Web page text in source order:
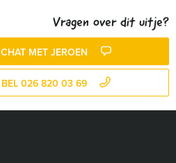
Vragen over dit uitje?
CHAT MET JEROEN
BEL 026 820 03 69